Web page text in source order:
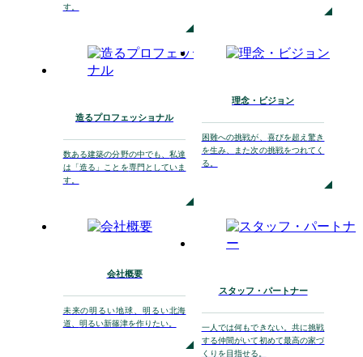
す。
造るプロフェッショナル
数ある建築の分野の中でも、私達
は「造る」ことを専門としていま
す。
理念・ビジョン
困難への挑戦が、 喜びを超え驚き
を生み、
また次の挑戦をつれてく
る。
会社概要
未来の明るい地球、 明るい北海
道、 明るい新篠津を作りたい。
スタッフ・パートナー
一人では何もできない。共に挑戦
する仲間がいて初めて最高の家づ
くりを目指せる。